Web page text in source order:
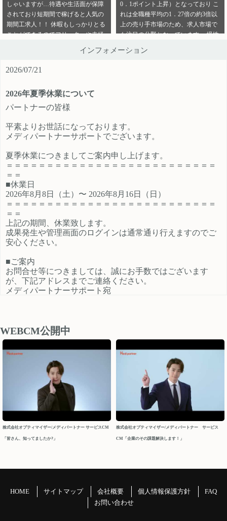
しゃいますが…待遇や生活面が保障
されており短期間で稼げると人気の
期間工求人！！ 休暇もしっかりとる
ことができるのでフリーターや未経
新規でご登録いただくアフィリエイ
ださい。 メディパートナーにご登録
いただいているアフィリエイター様
連絡ください。
0．1ポイント上昇）となっており こ
れは全職種平均の1．27倍の約3倍以
上の売り手市場のため、求人市場で
も注目の分野となっています。 慢性
採用というスタイルの保育園も増え
ール欄に注目のカテゴリを見たとい
う旨をご入力ください。 メディパー
ィリエイター様は「お問い合わせは
こちら」からご連絡ください。
インフォメーション
2026/07/21
2026年夏季休業について
パートナーの皆様
平素よりお世話になっております。
メディパートナーサポートでございます。
夏季休業につきましてご案内申し上げます。
＝＝＝＝＝＝＝＝＝＝＝＝＝＝＝＝＝＝＝＝＝＝＝＝＝＝
＝＝
■休業日
2026年8月8日（土）〜 2026年8月16日（日）
＝＝＝＝＝＝＝＝＝＝＝＝＝＝＝＝＝＝＝＝＝＝＝＝＝＝
＝＝
上記の期間、休業致します。
成果発生や管理画面のログインは通常通り行えますのでご
安心ください。
■ご案内
お問合せ等につきましては、誠にお手数ではございます
が、下記アドレスまでご連絡ください。
メディパートナーサポート宛
後、順次確認し対応させていただきます。
以上、ご迷惑をお掛け致しますが、どうぞよろしくお願い
申し上げます。
今後ともメディパートナーを何卒よろしくお願いいたしま
メディパートナーサポート
2026/04/10
ートでございます。
GW休業につきましてご案内申し上げます。
WEBCM公開中
株式会社オプティマイザー/メディパートナー サービスCM
「皆さん、知ってましたか?」
株式会社オプティマイザー/メディパートナー サービス
CM「企業のその課題解決します！」
HOME サイトマップ 会社概要 個人情報保護方針
FAQ
お問い合わせ